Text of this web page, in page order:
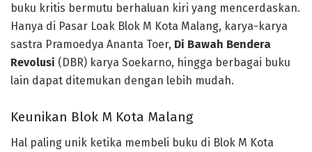
buku kritis bermutu berhaluan kiri yang mencerdaskan.
Hanya di Pasar Loak Blok M Kota Malang, karya-karya
sastra Pramoedya Ananta Toer, Di Bawah Bendera
Revolusi (DBR) karya Soekarno, hingga berbagai buku
lain dapat ditemukan dengan lebih mudah.
Keunikan Blok M Kota Malang
Hal paling unik ketika membeli buku di Blok M Kota